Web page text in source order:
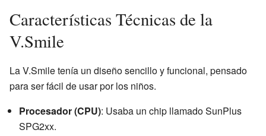
Características Técnicas de la
V.Smile
La V.Smile tenía un diseño sencillo y funcional, pensado
para ser fácil de usar por los niños.
Procesador (CPU): Usaba un chip llamado SunPlus
SPG2xx.